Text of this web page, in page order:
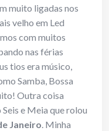
muito ligadas nos
velho em Led
com muitos
nas férias
tios era músico,
Samba, Bossa
Outra coisa
e Meia que rolou
Janeiro. Minha